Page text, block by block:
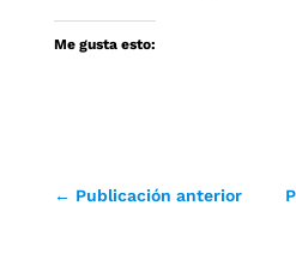
Me gusta esto:
← Publicación anterior